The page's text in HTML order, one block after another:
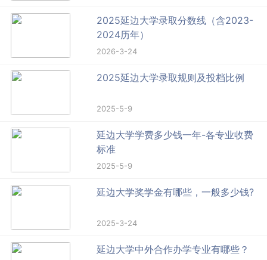
2025延边大学录取分数线（含2023-
2024历年）
2026-3-24
2025延边大学录取规则及投档比例
2025-5-9
延边大学学费多少钱一年-各专业收费
标准
2025-5-9
延边大学奖学金有哪些，一般多少钱?
2025-3-24
延边大学中外合作办学专业有哪些？